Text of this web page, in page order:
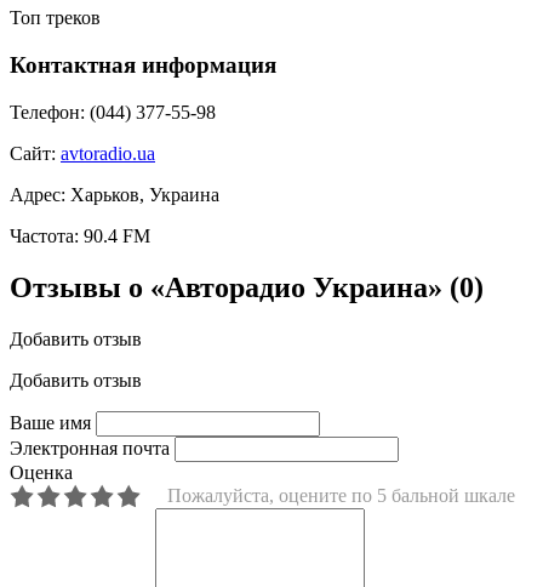
Топ треков
Контактная информация
Телефон: (044) 377-55-98
Сайт: avtoradio.ua
Адрес: Харьков, Украина
Частота: 90.4 FM
Отзывы о «Авторадио Украина» (0)
Добавить отзыв
Добавить отзыв
Ваше имя
Электронная почта
Оценка
Пожалуйста, оцените по 5 бальной шкале